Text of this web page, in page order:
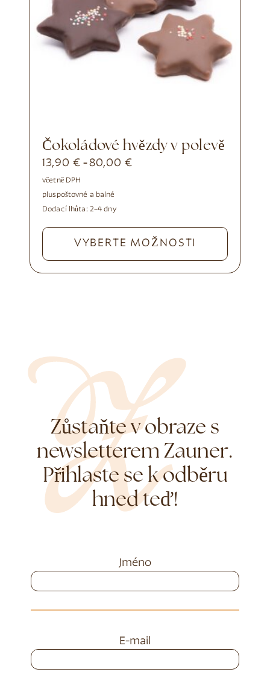
čokoládové hvězdy v polevě
13,90 € -80,00€
včetně DPH
pluspoštovné a balné
Dodací lhůta: 2–4 dny
VYBERTE MOŽNOSTI
Zůstaňte v obraze s
newsletterem Zauner.
Přihlaste se k odběru
hned teď!
Jméno
E-mail